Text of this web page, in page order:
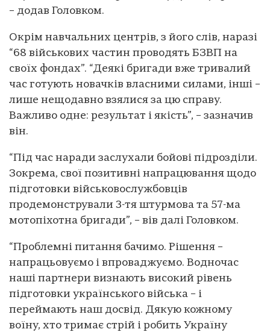
– додав Головком.
Окрім навчальних центрів, з його слів, наразі
“68 військових частин проводять БЗВП на
своїх фондах”. “Деякі бригади вже тривалий
час готують новачків власними силами, інші –
лише нещодавно взялися за цю справу.
Важливо одне: результат і якість”, – зазначив
він.
“Під час наради заслухали бойові підрозділи.
Зокрема, свої позитивні напрацювання щодо
підготовки військовослужбовців
продемонстрували 3-тя штурмова та 57-ма
мотопіхотна бригади”, – вів далі Головком.
“Проблемні питання бачимо. Рішення –
напрацьовуємо і впроваджуємо. Водночас
наші партнери визнають високий рівень
підготовки українського війська – і
переймають наш досвід. Дякую кожному
воїну, хто тримає стрій і робить Україну